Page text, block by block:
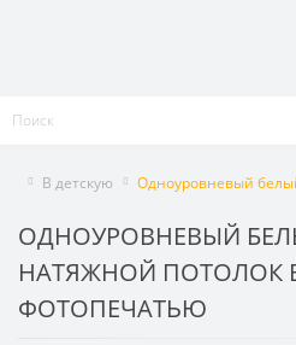
В детскую Одноуровневый
ОДНОУРОВНЕВЫЙ
НАТЯЖНОЙ ПОТОЛОК
ФОТОПЕЧАТЬЮ